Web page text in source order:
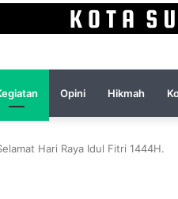
Opini Hikmah
Hari Raya Idul Fitri 1444H.